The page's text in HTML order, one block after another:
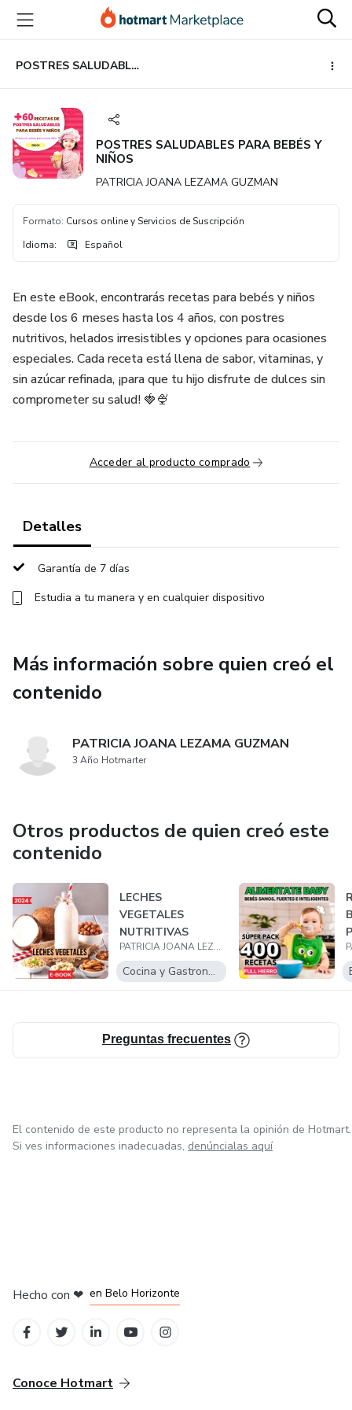
principal
página
de
página
POSTRES SALUDABLES PARA BEBÉS Y NIÑOS
POSTRES SALUDABLES PARA BEBÉS Y
NIÑOS
PATRICIA JOANA LEZAMA GUZMAN
Formato: Cursos online y Servicios de Suscripción
Idioma: Español
En este eBook, encontrarás recetas para bebés y niños
desde los 6 meses hasta los 4 años, con postres
nutritivos, helados irresistibles y opciones para ocasiones
especiales. Cada receta está llena de sabor, vitaminas, y
sin azúcar refinada, ¡para que tu hijo disfrute de dulces sin
comprometer su salud! 🍓🍨
Acceder al producto comprado
Detalles
Garantía de 7 días
Estudia a tu manera y en cualquier dispositivo
Más información sobre quien creó el
contenido
PATRICIA JOANA LEZAMA GUZMAN
3 Año Hotmarter
Otros productos de quien creó este
contenido
LECHES
VEGETALES
NUTRITIVAS
PATRICIA JOANA LEZAMA GUZMAN
Cocina y Gastronomía
Preguntas frecuentes
El contenido de este producto no representa la opinión de Hotmart.
Si ves informaciones inadecuadas, denúncialas aquí
Hecho con ❤ en Belo Horizonte
Conoce Hotmart